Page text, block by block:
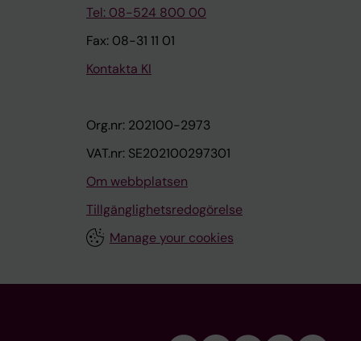
Tel: 08-524 800 00
Fax: 08-31 11 01
Kontakta KI
Org.nr: 202100-2973
VAT.nr: SE202100297301
Om webbplatsen
Tillgänglighetsredogörelse
Manage your cookies